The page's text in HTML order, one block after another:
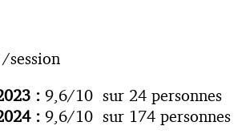
session
: 9,6/10 sur 24 personnes
: 9,6/10 sur 174 personnes